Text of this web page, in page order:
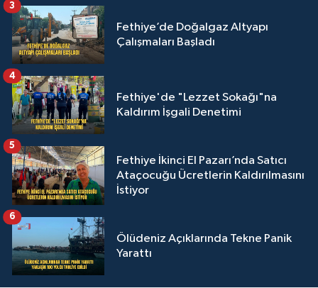
Fethiye’de Doğalgaz Altyapı
Çalışmaları Başladı
3
Fethiye'de "Lezzet Sokağı"na
Kaldırım İşgali Denetimi
4
Fethiye İkinci El Pazarı’nda Satıcı
Ataçocuğu Ücretlerin Kaldırılmasını
İstiyor
5
Ölüdeniz Açıklarında Tekne Panik
Yarattı
6